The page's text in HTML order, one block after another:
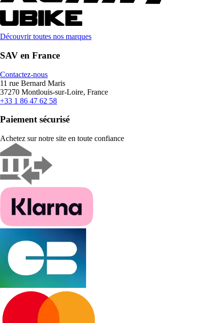
Découvrir toutes nos marques
SAV en France
Contactez-nous
11 rue Bernard Maris
37270 Montlouis-sur-Loire, France
+33 1 86 47 62 58
Paiement sécurisé
Achetez sur notre site en toute confiance